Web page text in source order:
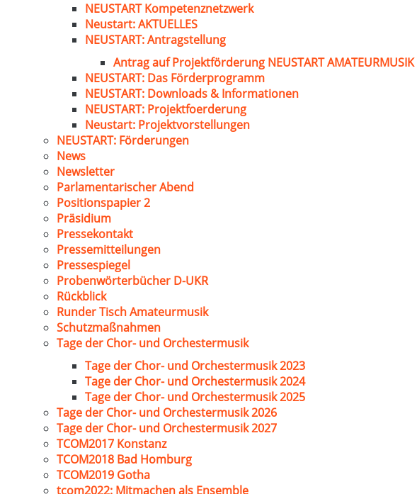
NEUSTART Kompetenznetzwerk
Neustart: AKTUELLES
NEUSTART: Antragstellung
Antrag auf Projektförderung NEUSTART AMATEURMUSIK
NEUSTART: Das Förderprogramm
NEUSTART: Downloads & Informationen
NEUSTART: Projektfoerderung
Neustart: Projektvorstellungen
NEUSTART: Förderungen
News
Newsletter
Parlamentarischer Abend
Positionspapier 2
Präsidium
Pressekontakt
Pressemitteilungen
Pressespiegel
Probenwörterbücher D-UKR
Rückblick
Runder Tisch Amateurmusik
Schutzmaßnahmen
Tage der Chor- und Orchestermusik
Tage der Chor- und Orchestermusik 2023
Tage der Chor- und Orchestermusik 2024
Tage der Chor- und Orchestermusik 2025
Tage der Chor- und Orchestermusik 2026
Tage der Chor- und Orchestermusik 2027
TCOM2017 Konstanz
TCOM2018 Bad Homburg
TCOM2019 Gotha
tcom2022: Mitmachen als Ensemble